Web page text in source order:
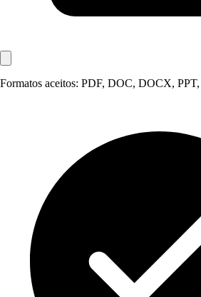
Formatos aceitos: PDF, DOC, DOCX,